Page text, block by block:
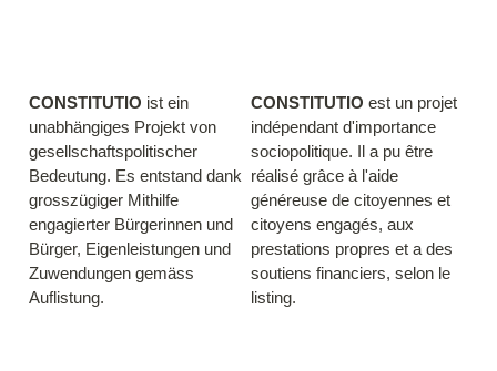
CONSTITUTIO ist ein
unabhängiges Projekt von
gesellschaftspolitischer
Bedeutung. Es entstand dank
grosszügiger Mithilfe
engagierter Bürgerinnen und
Bürger, Eigenleistungen und
Zuwendungen gemäss
Auflistung.
CONSTITUTIO est un projet
indépendant d'importance
sociopolitique. Il a pu être
réalisé grâce à l'aide
généreuse de citoyennes et
citoyens engagés, aux
prestations propres et a des
soutiens financiers, selon le
listing.